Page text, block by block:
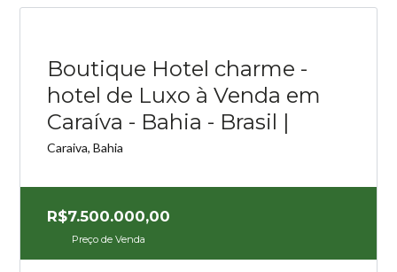
Perdeu sua senha?
imóvel? CADASTRE-SE
Boutique Hotel charme -
hotel de Luxo à Venda em
Caraíva - Bahia - Brasil |
Caraiva, Bahia
R$7.500.000,00
Preço de Venda